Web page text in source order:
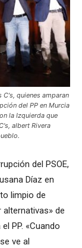
quienes amparan
del PP en Murcia
la Izquierda que
albert Rivera
del PSOE,
Díaz en
limpio de
de
PP. «Cuando
ve al